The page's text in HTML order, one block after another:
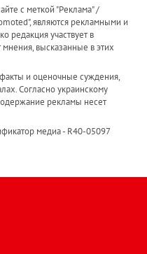
с меткой "Реклама" /
являются рекламными и
редакция участвует в
мнения, высказанные в этих
факты и оценочные суждения,
Согласно украинскому
рекламы несет
медиа - R40-05097